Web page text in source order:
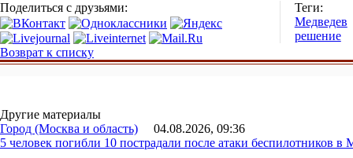
Поделиться с друзьями:
Теги:
Медведев
решение
Возврат к списку
Другие материалы
Город (Москва и область) 04.08.2026, 09:36
5 человек погибли 10 пострадали после атаки беспилотников в